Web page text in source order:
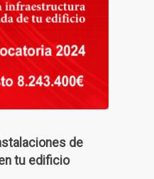
de
tu edificio